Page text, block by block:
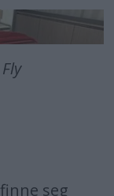
seg